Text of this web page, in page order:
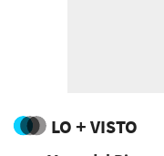
LO + VISTO